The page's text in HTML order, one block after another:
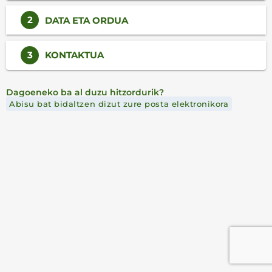
2 DATA ETA ORDUA
3 KONTAKTUA
Dagoeneko ba al duzu hitzordurik?
Abisu bat bidaltzen dizut zure posta elektronikora